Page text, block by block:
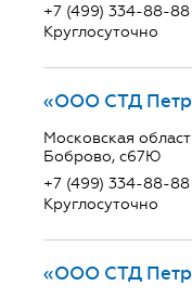
+7 (499) 334-88-88
Круглосуточно
«ООО СТД
Московская
Боброво, с67Ю
+7 (499) 334-88-88
Круглосуточно
«ООО СТД